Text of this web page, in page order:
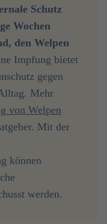
Schutz
Wochen
den Welpen
Impfung bietet
gegen
Mehr
von Welpen
Mit der
können
werden.